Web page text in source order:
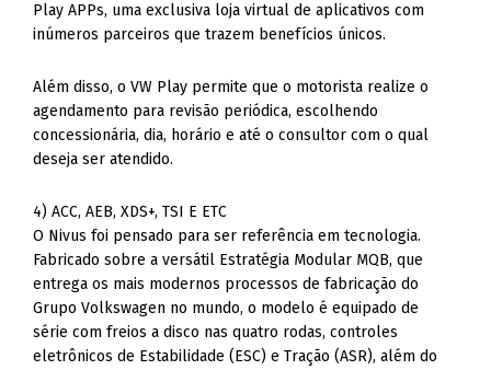
Play APPs, uma exclusiva loja virtual de aplicativos com
inúmeros parceiros que trazem benefícios únicos.
Além disso, o VW Play permite que o motorista realize o
agendamento para revisão periódica, escolhendo
concessionária, dia, horário e até o consultor com o qual
deseja ser atendido.
4) ACC, AEB, XDS+, TSI E ETC
O Nivus foi pensado para ser referência em tecnologia.
Fabricado sobre a versátil Estratégia Modular MQB, que
entrega os mais modernos processos de fabricação do
Grupo Volkswagen no mundo, o modelo é equipado de
série com freios a disco nas quatro rodas, controles
eletrônicos de Estabilidade (ESC) e Tração (ASR), além do